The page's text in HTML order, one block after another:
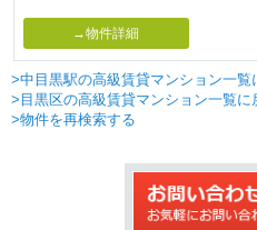
→物件詳細
>中目黒駅の高級賃貸マンション一覧
>目黒区の高級賃貸マンション一覧に
>物件を再検索する